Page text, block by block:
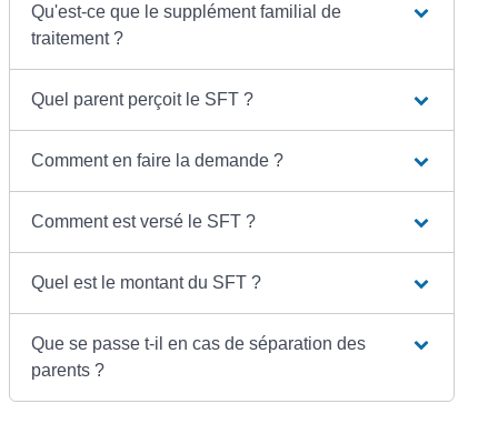
Qu'est-ce que le supplément familial de
traitement ?
Quel parent perçoit le SFT ?
Comment en faire la demande ?
Comment est versé le SFT ?
Quel est le montant du SFT ?
Que se passe t-il en cas de séparation des
parents ?